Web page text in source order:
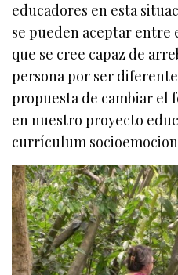
educadores en esta
se pueden aceptar entre
que se cree capaz de
persona por ser
propuesta de cambiar el
en nuestro proyecto
currículum